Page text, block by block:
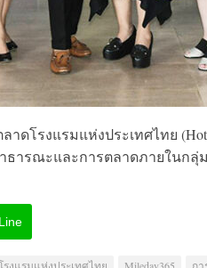
รงแรมแห่งประเทศไทย
ธารณะและการตลาดภายในก
Line